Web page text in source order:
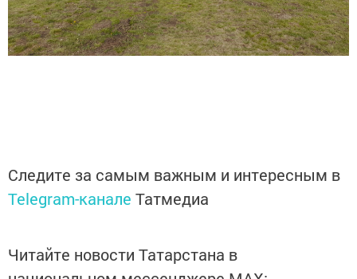
Следите за самым важным и интересным в
Telegram-канале Татмедиа
Читайте новости Татарстана в